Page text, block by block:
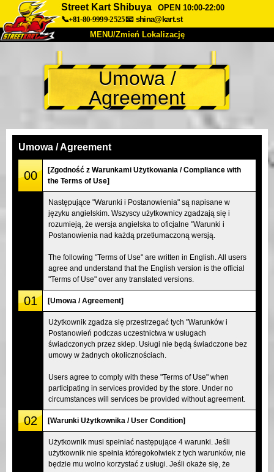
Street Kart Shibuya
OPEN 10:00-22:00
📞+81-80-9999-2525📧 shina@kart.st
MENU/Zmień Lokalizację
O nas Specyfikacja Cena
Dojazd Opinie FAQ
Zmień Lokalizację
Tokyo Shinagawa
Tokyo Akihabara#2
Tokyo Shibuya Annex Tokyo Bay
Tokyo Asakusa Osaka
Umowa /
Agreement
Umowa / Agreement
00
[Zgodność z Warunkami Użytkowania / Compliance with
the Terms of Use]
Następujące "Warunki i Postanowienia" są napisane w
języku angielskim. Wszyscy użytkownicy zgadzają się i
rozumieją, że wersja angielska to oficjalne "Warunki i
Postanowienia nad każdą przetłumaczoną wersją.
The following "Terms of Use" are written in English. All users
agree and understand that the English version is the official
"Terms of Use" over any translated versions.
01 [Umowa / Agreement]
Użytkownik zgadza się przestrzegać tych "Warunków i
Postanowień podczas uczestnictwa w usługach
świadczonych przez sklep. Usługi nie będą świadczone bez
umowy w żadnych okolicznościach.
Users agree to comply with these "Terms of Use" when
participating in services provided by the store. Under no
circumstances will services be provided without agreement.
02 [Warunki Użytkownika / User Condition]
Użytkownik musi spełniać następujące 4 warunki. Jeśli
użytkownik nie spełnia któregokolwiek z tych warunków, nie
będzie mu wolno korzystać z usługi. Jeśli okaże się, że